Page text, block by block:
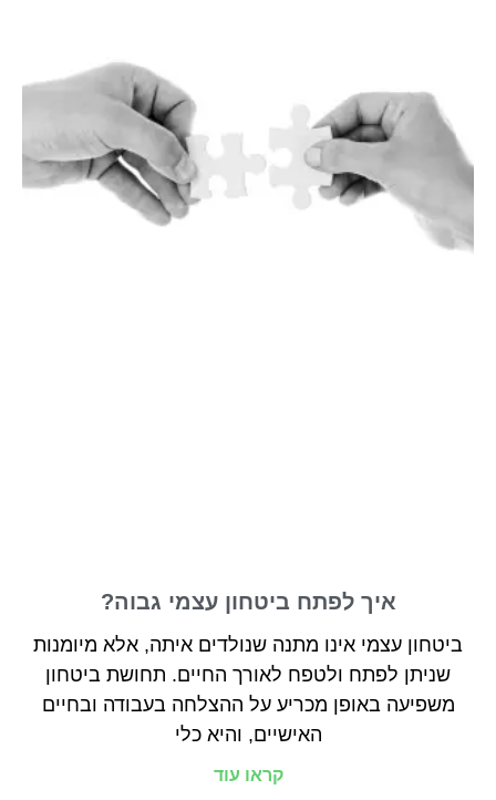
איך לפתח ביטחון עצמי גבוה?
ביטחון עצמי אינו מתנה שנולדים איתה, אלא מיומנות
שניתן לפתח ולטפח לאורך החיים. תחושת ביטחון
משפיעה באופן מכריע על ההצלחה בעבודה ובחיים
האישיים, והיא כלי
קראו עוד